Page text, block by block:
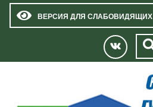
ВЕРСИЯ ДЛЯ СЛАБОВИДЯЩИХ